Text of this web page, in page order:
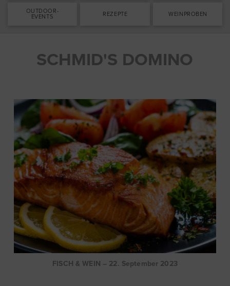
OUTDOOR-
EVENTS REZEPTE WEINPROBEN
SCHMID'S DOMINO
FISCH & WEIN – 22. September 2023